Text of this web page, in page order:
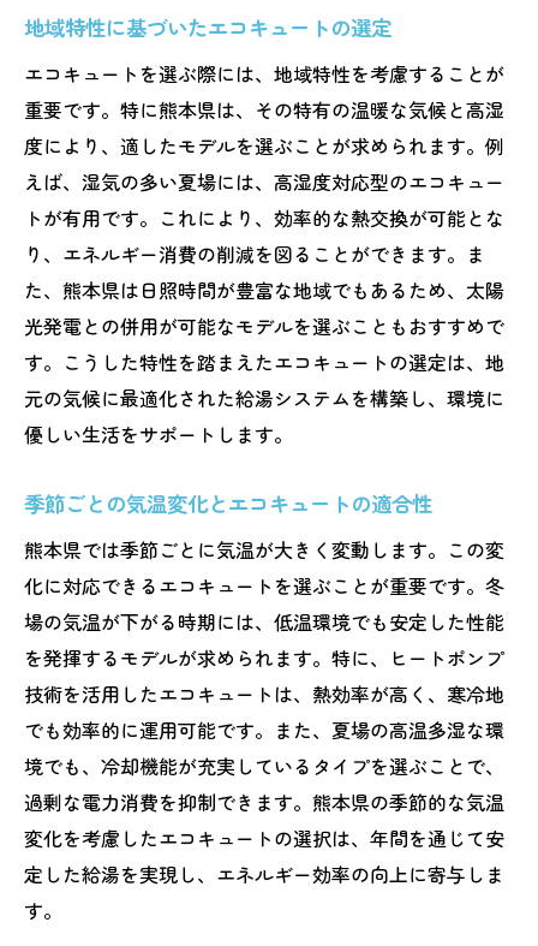
地域のエネルギー使用量の削減とその結果
エコキュートがもたらす地元社会への変化
地域活動との連携による相乗効果
熊本県の環境政策とエコキュートの関係
エコキュート導入で熊本県の生活を豊かにする
方法
日常生活を変えるエコキュートの利便性
エコキュートがもたらす生活の質の向上
快適な暮らしを実現するエコキュートの使
い方
地域のライフスタイルに合わせた活用法
電気代削減を実現する賢いエコキュート利
用法
熊本県の気温変動に対応したエコキュートの選
び方
気温変化に強いエコキュートの見極め方
季節ごとの使用状況別製品選びのコツ
寒暖差を考慮したエコキュートの選定基準
耐久性に優れたエコキュートとは
気温差を乗り越える技術とエコキュートの
性能
地域特性に基づいたエコキュートの選定
エコキュートを選ぶ際には、地域特性を考慮することが
重要です。特に熊本県は、その特有の温暖な気候と高湿
度により、適したモデルを選ぶことが求められます。例
えば、湿気の多い夏場には、高湿度対応型のエコキュー
トが有用です。これにより、効率的な熱交換が可能とな
り、エネルギー消費の削減を図ることができます。ま
た、熊本県は日照時間が豊富な地域でもあるため、太陽
光発電との併用が可能なモデルを選ぶこともおすすめで
す。こうした特性を踏まえたエコキュートの選定は、地
元の気候に最適化された給湯システムを構築し、環境に
優しい生活をサポートします。
季節ごとの気温変化とエコキュートの適合性
熊本県では季節ごとに気温が大きく変動します。この変
化に対応できるエコキュートを選ぶことが重要です。冬
場の気温が下がる時期には、低温環境でも安定した性能
を発揮するモデルが求められます。特に、ヒートポンプ
技術を活用したエコキュートは、熱効率が高く、寒冷地
でも効率的に運用可能です。また、夏場の高温多湿な環
境でも、冷却機能が充実しているタイプを選ぶことで、
過剰な電力消費を抑制できます。熊本県の季節的な気温
変化を考慮したエコキュートの選択は、年間を通じて安
定した給湯を実現し、エネルギー効率の向上に寄与しま
す。